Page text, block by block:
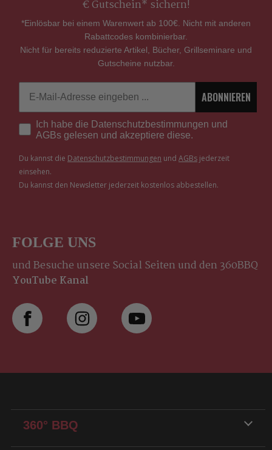
€ Gutschein* sichern!
*Einlösbar bei einem Warenwert ab 100€. Nicht mit anderen
Rabattcodes kombinierbar.
Nicht für bereits reduzierte Artikel, Bücher, Grillseminare und
Gutscheine nutzbar.
ABONNIEREN
Ich habe die Datenschutzbestimmungen und
AGBs gelesen und akzeptiere diese.
Du kannst die Datenschutzbestimmungen und AGBs jederzeit
einsehen.
Du kannst den Newsletter jederzeit kostenlos abbestellen.
FOLGE UNS
und Besuche unsere Social Seiten und den 360BBQ
YouTube Kanal
360° BBQ